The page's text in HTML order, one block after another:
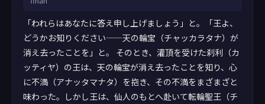
「われらはあなたに答え申し上げましょう」と。「王よ、
どうかお知りください——天の輪宝（チャッカラタナ）が
消え去ったことを」と。 そのとき、灌頂を受けた刹利（カ
ッティヤ）の王は、天の輪宝が消え去ったことを知り、心
に不満（アナッタマナタ）を抱き、その不満をまざまざと
味わった。しかし王は、仙人のもとへ赴いて転輪聖王（チ